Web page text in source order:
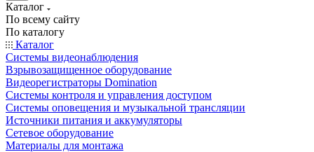
Каталог
По всему сайту
По каталогу
Каталог
Системы видеонаблюдения
Взрывозащищенное оборудование
Видеорегистраторы Domination
Системы контроля и управления доступом
Системы оповещения и музыкальной трансляции
Источники питания и аккумуляторы
Сетевое оборудование
Материалы для монтажа